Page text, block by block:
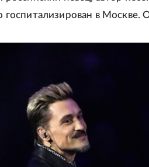
госпитализирован в